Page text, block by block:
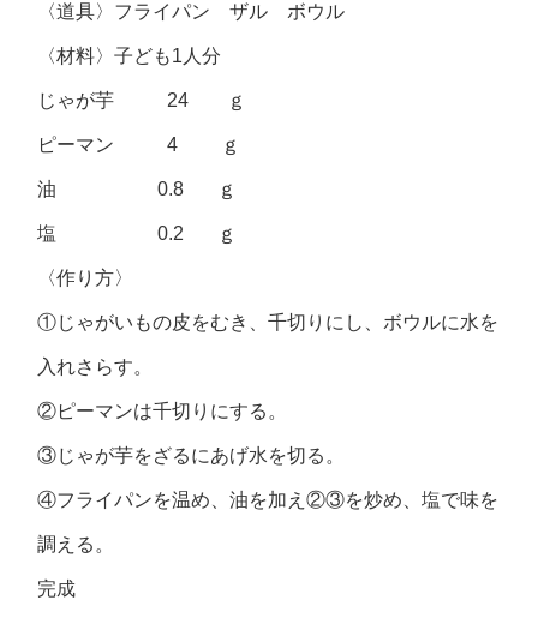
〈道具〉フライパン ザル ボウル
〈材料〉子ども1人分
じゃが芋 24 ｇ
ピーマン 4 ｇ
油 0.8 ｇ
塩 0.2 ｇ
〈作り方〉
①じゃがいもの皮をむき、千切りにし、ボウルに水を
入れさらす。
②ピーマンは千切りにする。
③じゃが芋をざるにあげ水を切る。
④フライパンを温め、油を加え②③を炒め、塩で味を
調える。
完成